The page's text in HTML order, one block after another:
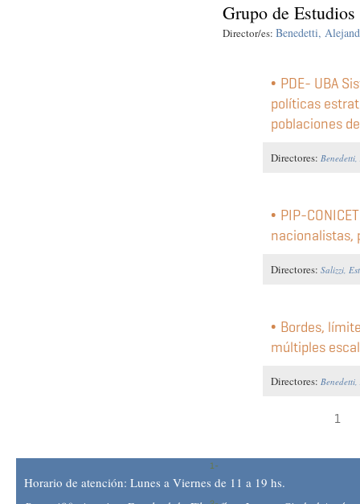
Grupo de
Director/es: Benedetti,
PDE- UBA
políticas
poblaciones
Directores:
PIP-
nacionalistas,
Directores: Salizzi,
Bordes,
múltiples
Directores:
1
Horario de atención: Lunes a Viernes de 11 a 19 hs.